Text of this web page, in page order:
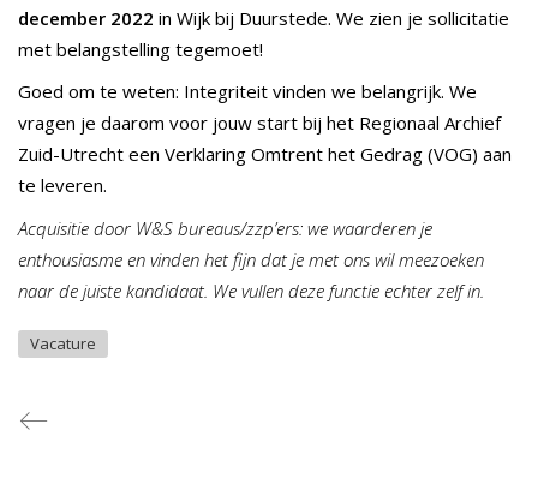
december 2022 in Wijk bij Duurstede. We zien je sollicitatie
met belangstelling tegemoet!
Goed om te weten: Integriteit vinden we belangrijk. We
vragen je daarom voor jouw start bij het Regionaal Archief
Zuid-Utrecht een Verklaring Omtrent het Gedrag (VOG) aan
te leveren.
Acquisitie door W&S bureaus/zzp’ers: we waarderen je
enthousiasme en vinden het fijn dat je met ons wil meezoeken
naar de juiste kandidaat. We vullen deze functie echter zelf in.
Vacature